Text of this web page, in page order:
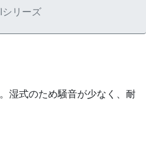
シリーズ
湿式のため騒音が少なく、耐